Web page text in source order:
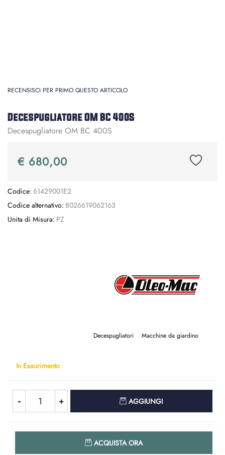
RECENSISCI PER PRIMO QUESTO ARTICOLO
Decespugliatore OM BC 400S
Decespugliatore OM BC 400S
€ 680,00
Codice: 61429001E2
Codice alternativo: 8026619062163
Unita di Misura: PZ
Decespugliatori Macchine da giardino
In Esaurimento
AGGIUNGI
ACQUISTA ORA